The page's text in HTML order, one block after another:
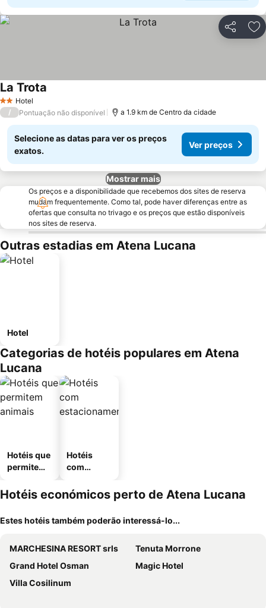
Partilhar
2 Estrelas
Hotel
La Trota
/ Pontuação não disponível a 1.9 km de Centro da cidade
Selecione as datas para ver os preços
exatos.
Ver preços
Mostrar mais
Os preços e a disponibilidade que recebemos dos sites de reserva
mudam frequentemente. Como tal, pode haver diferenças entre as
ofertas que consulta no trivago e os preços que estão disponíveis
nos sites de reserva.
Outras estadias em Atena Lucana
Hotel
Categorias de hotéis populares em Atena
Lucana
Hotéis que
permitem
Hotéis
com
mento
Hotéis económicos perto de Atena Lucana
Estes hotéis também poderão interessá-lo...
MARCHESINA RESORT srls
Tenuta Morrone
Grand Hotel Osman
Magic Hotel
Villa Cosilinum